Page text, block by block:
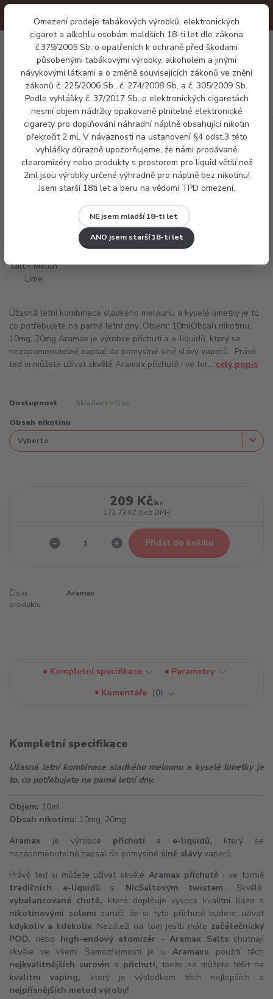
Omezení prodeje tabákových výrobků, elektronických
cigaret a alkohlu osobám maldších 18-ti let dle zákona
č.379/2005 Sb. o opatřeních k ochraně před škodami
působenými tabákovými výrobky, alkoholem a jinými
návykovými látkami a o změně souvisejících zákonů ve znění
zákonů č. 225/2006 Sb., č. 274/2008 Sb. a č. 305/2009 Sb.
Podle vyhlášky č. 37/2017 Sb. o elektronických cigaretách
nesmí objem nádržky opakovaně plnitelné elektronické
cigarety pro doplňování náhradní náplně obsahující nikotin
překročit 2 ml. V návaznosti na ustanovení §4 odst.3 této
vyhlášky důrazně upozorňujeme, že námi prodávané
clearomizéry nebo produkty s prostorem pro liquid větší než
2ml jsou výrobky určené výhradně pro náplně bez nikotinu!
Jsem starší 18ti let a beru na vědomí TPD omezení.
NE jsem mladší 18-ti let
ANO jsem starší 18-ti let
Menu
0 Kč
Náplně Aramax salt - Melon Lime
Aramax salt - Melon Lime
Úžasná letní kombinace sladkého melounu a kyselé limetky je to,
co potřebujete na parné letní dny. Objem: 10mlObsah nikotinu:
10mg, 20mg Aramax je výrobce příchutí a e-liquidů, který se
nezapomenutelně zapsal do pomyslné síně slávy vaperů. Právě
teď si můžete užívat skvělé Aramax příchutě i ve for... celý popis
Dostupnost Skladem > 5 ks
Obsah nikotinu
209 Kč/ks
172,73 Kč bez DPH
Přidat do košíku
Číslo
produktu:
Aramax
Kompletní specifikace
Parametry
Komentáře
0
Kompletní specifikace
Úžasná letní kombinace sladkého melounu a kyselé limetky je
to, co potřebujete na parné letní dny.
Objem: 10ml
Obsah nikotinu: 10mg, 20mg
Aramax je výrobce příchutía e-liquidů, který se
nezapomenutelně zapsal do pomyslné síně slávy vaperů.
Právě teď si můžete užívat skvělé Aramax příchutě i ve formě
tradičních e-liquidů s NicSaltovým twistem. Skvělé,
vybalancované chutě, které doplňuje vysoce kvalitní báze s
nikotinovými solemi zaručí, že si tyto příchutě budete užívat
kdykoliv a kdekoliv. Nezáleží na tom jestli máte začátečnícký
POD, nebo high-endový atomizér -Aramax Saltschutnají
skvěle ve všem! Samozřejmostí je uAramaxu použití těch
nejkvalitnějších surovin a příchutí, takže se můžete těšit na
kvalitní vaping, který je výsledkem těch nejlepších a
nejpřísnějších metod výroby!